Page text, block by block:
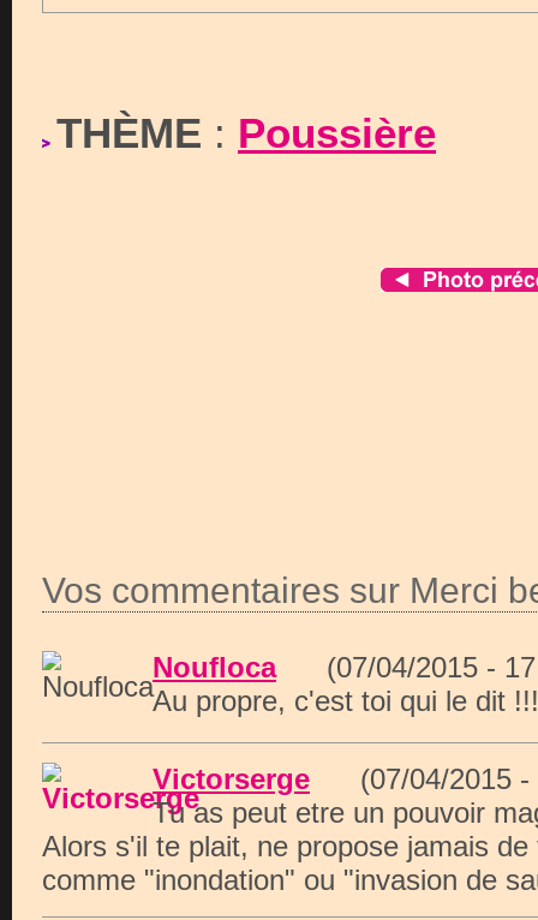
THÈME : Poussière
Vos commentaires sur Merci
Noufloca(07/04/2015 -
Au propre, c'est toi qui le dit !!!
Victorserge (07/04/2015
Tu as peut etre un pouvoir
Alors s'il te plait, ne propose jamais de
comme "inondation" ou "invasion de